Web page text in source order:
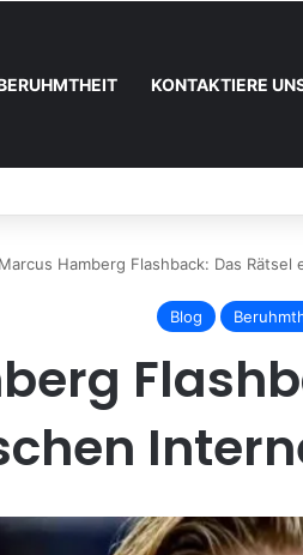
KONTAKTIERE
und wie registrieren
Marcus Hamberg Flashback: Das
Blog